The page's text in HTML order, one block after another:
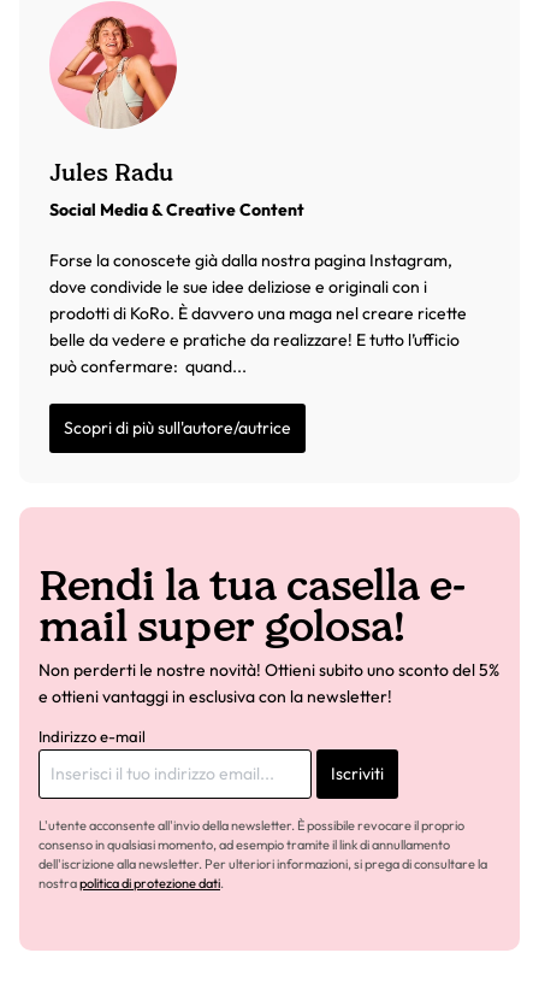
Jules Radu
Social Media & Creative Content
Forse la conoscete già dalla nostra pagina Instagram,
dove condivide le sue idee deliziose e originali con i
prodotti di KoRo. È davvero una maga nel creare ricette
belle da vedere e pratiche da realizzare! E tutto l’ufficio
può confermare: quand...
Scopri di più sull'autore/autrice
Rendi la tua casella e-
mail super golosa!
Non perderti le nostre novità! Ottieni subito uno sconto del 5%
e ottieni vantaggi in esclusiva con la newsletter!
Indirizzo e-mail
Iscriviti
L'utente acconsente all'invio della newsletter. È possibile revocare il proprio
consenso in qualsiasi momento, ad esempio tramite il link di annullamento
dell'iscrizione alla newsletter. Per ulteriori informazioni, si prega di consultare la
nostrapolitica di protezione dati.